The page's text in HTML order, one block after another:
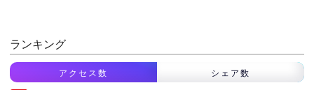
ランキング
アクセス数 シェア数